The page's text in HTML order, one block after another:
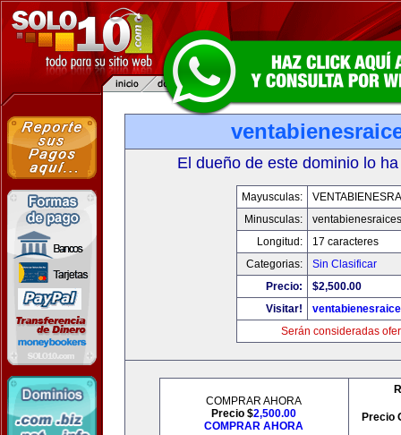
El dueño de este dominio lo
Mayusculas:
Minusculas:
Longitud:
17 caracteres
Categorias:
Sin Clasificar
Precio:
$2,500.00
Visitar!
Serán consideradas
COMPRAR AHORA
Precio $2,500.00
COMPRAR AHORA
Precio